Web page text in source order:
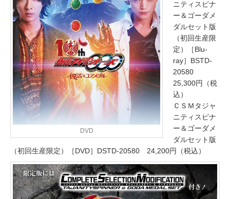
DVD
ニティスピナ
ー＆ゴーダメ
ダルセット版
（初回生産限
定）［Blu-
ray］BSTD-
20580
25,300円（税
込）
ＣＳＭタジャ
ニティスピナ
ー＆ゴーダメ
ダルセット版
（初回生産限定）［DVD］DSTD-20580 24,200円（税込）